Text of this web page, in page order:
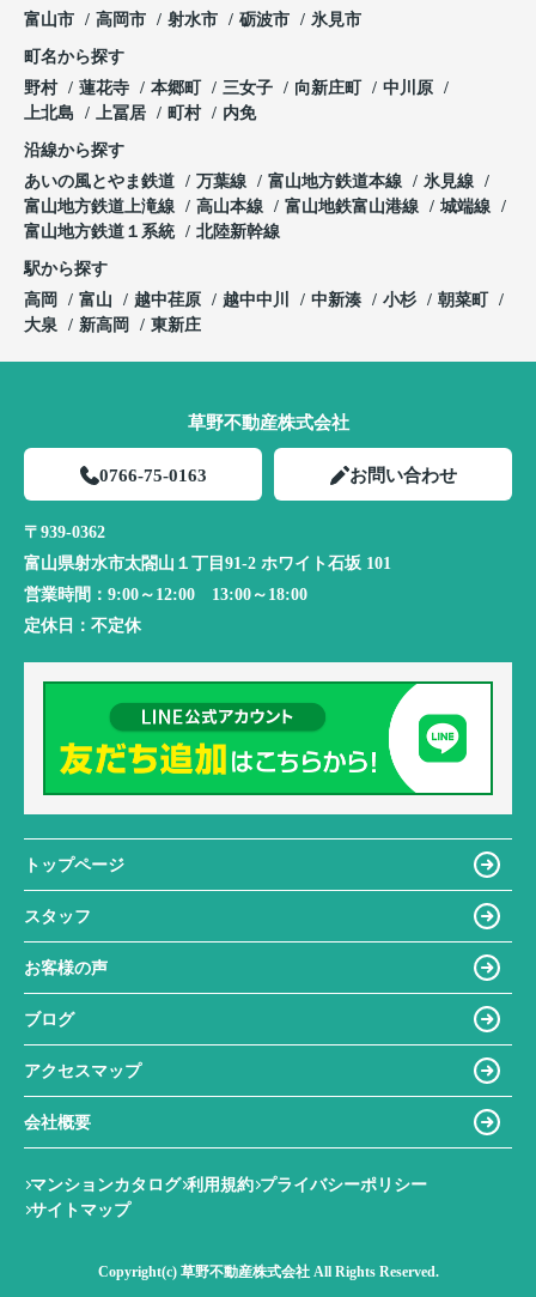
富山市
高岡市 射水市 砺波市 氷見市
町名から探す
野村
蓮花寺 本郷町 三女子 向新庄町
中川原
上北島
上冨居 町村 内免
沿線から探す
あいの風とやま鉄道
万葉線 富山地方鉄道本線
氷見線
富山地方鉄道上滝線
高山本線 富山地鉄富山港線
城端線
富山地方鉄道１系統
北陸新幹線
駅から探す
高岡
富山 越中荏原 越中中川 中新湊 小杉
朝菜町
大泉
新高岡 東新庄
草野不動産株式会社
0766-75-0163 お問い合わせ
〒939-0362
富山県射水市太閤山１丁目91-2 ホワイト石坂 101
営業時間： 9:00～12:00 13:00～18:00
定休日： 不定休
トップページ
スタッフ
お客様の声
ブログ
アクセスマップ
会社概要
マンションカタログ 利用規約 プライバシーポリシー
サイトマップ
Copyright(c) 草野不動産株式会社 All Rights Reserved.